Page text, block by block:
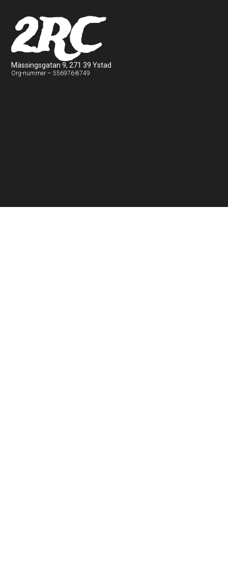
2RC
Mässingsgatan 9, 271 39 Ystad
Org-nummer – 556976-8749